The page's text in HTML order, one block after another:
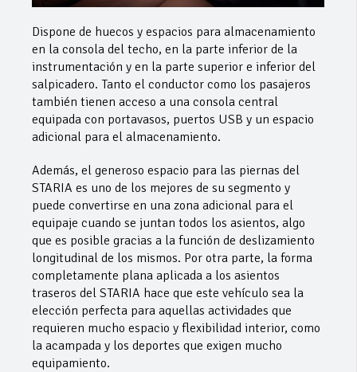
Dispone de huecos y espacios para almacenamiento
en la consola del techo, en la parte inferior de la
instrumentación y en la parte superior e inferior del
salpicadero. Tanto el conductor como los pasajeros
también tienen acceso a una consola central
equipada con portavasos, puertos USB y un espacio
adicional para el almacenamiento.
Además, el generoso espacio para las piernas del
STARIA es uno de los mejores de su segmento y
puede convertirse en una zona adicional para el
equipaje cuando se juntan todos los asientos, algo
que es posible gracias a la función de deslizamiento
longitudinal de los mismos. Por otra parte, la forma
completamente plana aplicada a los asientos
traseros del STARIA hace que este vehículo sea la
elección perfecta para aquellas actividades que
requieren mucho espacio y flexibilidad interior, como
la acampada y los deportes que exigen mucho
equipamiento.